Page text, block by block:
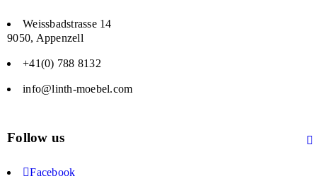
Weissbadstrasse 14
9050, Appenzell
+41(0) 788 8132
info@linth-moebel.com
Follow us
Facebook